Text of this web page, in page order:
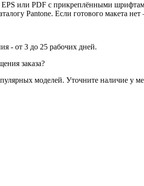
или PDF с прикреплёнными
Pantone. Если готового макета
- от 3 до 25 рабочих дней.
заказа?
моделей. Уточните наличие у